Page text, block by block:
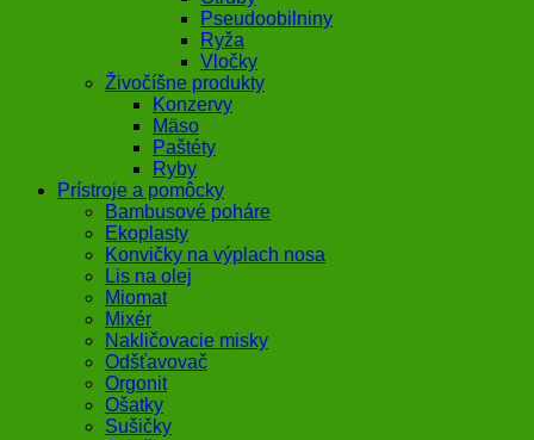
Pseudoobilniny
Ryža
Vločky
Živočíšne produkty
Konzervy
Mäso
Paštéty
Ryby
Prístroje a pomôcky
Bambusové poháre
Ekoplasty
Konvičky na výplach nosa
Lis na olej
Miomat
Mixér
Nakličovacie misky
Odšťavovač
Orgonit
Ošatky
Sušičky